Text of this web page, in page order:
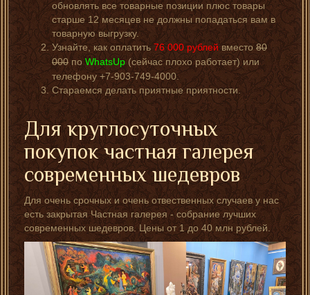
обновлять все товарные позиции плюс товары
старше 12 месяцев не должны попадаться вам в
товарную выгрузку.
Узнайте, как оплатить76 000 рублейвместо80
000поWhatsUp (сейчас плохо работает) или
телефону +7-903-749-4000.
Стараемся делать приятные приятности.
Для круглосуточных
покупок частная галерея
современных шедевров
Для очень срочных и очень отвественных случаев у нас
есть закрытая Частная галерея - собрание лучших
современных шедевров. Цены от 1 до 40 млн рублей.